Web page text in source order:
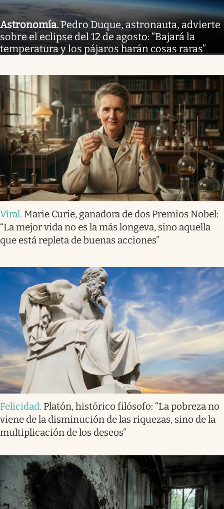
Astronomía. Pedro Duque, astronauta, advierte
sobre el eclipse del 12 de agosto: “Bajará la
temperatura y los pájaros harán cosas raras”
Viral. Marie Curie, ganadora de dos Premios Nobel:
“La mejor vida no es la más longeva, sino aquella
que está repleta de buenas acciones”
Felicidad. Platón, histórico filósofo: “La pobreza no
viene de la disminución de las riquezas, sino de la
multiplicación de los deseos”